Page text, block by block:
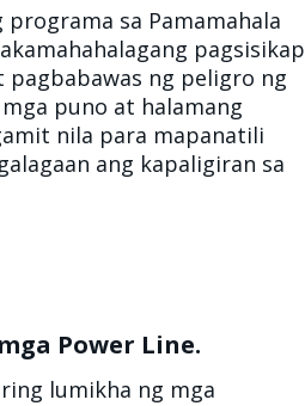
sa Pamamahala
pagsisikap
pagbabawas ng peligro ng
puno at halamang
nila para mapanatili
ang kapaligiran sa
Power Line.
lumikha ng mga